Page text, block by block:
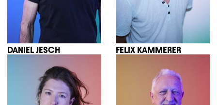
DANIEL JESCH FELIX KAMMERER